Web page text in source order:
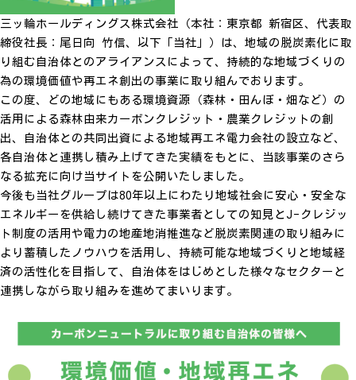
三ッ輪ホールディングス株式会社（本社：東京都 新宿区、代表取
締役社長：尾日向 竹信、以下「当社」）は、地域の脱炭素化に取
り組む自治体とのアライアンスによって、持続的な地域づくりの
為の環境価値や再エネ創出の事業に取り組んでおります。
この度、どの地域にもある環境資源（森林・田んぼ・畑など）の
活用による森林由来カーボンクレジット・農業クレジットの創
出、自治体との共同出資による地域再エネ電力会社の設立など、
各自治体と連携し積み上げてきた実績をもとに、当該事業のさら
なる拡充に向け当サイトを公開いたしました。
今後も当社グループは80年以上にわたり地域社会に安心・安全な
エネルギーを供給し続けてきた事業者としての知見とJ-クレジッ
ト制度の活用や電力の地産地消推進など脱炭素関連の取り組みに
より蓄積したノウハウを活用し、持続可能な地域づくりと地域経
済の活性化を目指して、自治体をはじめとした様々なセクターと
連携しながら取り組みを進めてまいります。